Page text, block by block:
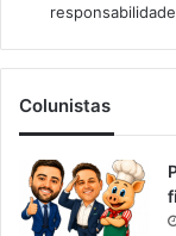
Colunistas